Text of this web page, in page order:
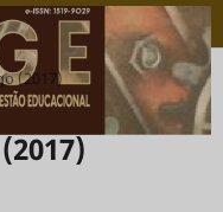
(2017)